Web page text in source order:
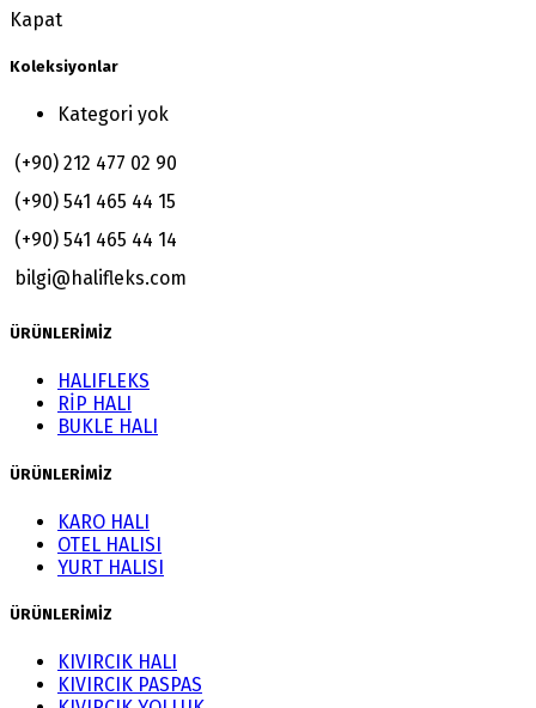
Kapat
Koleksiyonlar
Kategori yok
(+90) 212 477 02 90
(+90) 541 465 44 15
(+90) 541 465 44 14
bilgi@halifleks.com
ÜRÜNLERİMİZ
HALIFLEKS
RİP HALI
BUKLE HALI
ÜRÜNLERİMİZ
KARO HALI
OTEL HALISI
YURT HALISI
ÜRÜNLERİMİZ
KIVIRCIK HALI
KIVIRCIK PASPAS